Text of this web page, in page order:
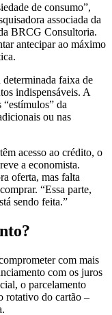
de consumo”,
associada da
BRCG Consultoria.
antecipar ao máximo
faixa de
indispensáveis. A
da
ou nas
acesso ao crédito, o
a economista.
oferta, mas falta
“Essa parte,
sendo feita.”
com mais
com os juros
o parcelamento
rotativo do cartão –